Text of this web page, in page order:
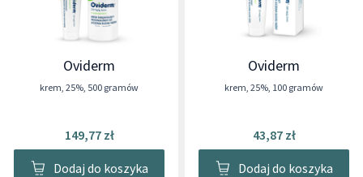
Oviderm
krem, 25%, 500 gramów
149,77 zł
Dodaj do koszyka
Oviderm
krem, 25%, 100 gramów
43,87 zł
Dodaj do koszyka